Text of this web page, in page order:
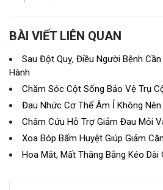
BÀI VIẾT LIÊN QUAN
Sau Đột Quỵ, Điều Người Bệnh
Hành
Chăm Sóc Cột Sống Bảo Vệ Trụ
Đau Nhức Cơ Thể Âm Ỉ Không
Châm Cứu Hỗ Trợ Giảm Đau Mỏi
Xoa Bóp Bấm Huyệt Giúp Giảm
Hoa Mắt, Mất Thăng Bằng Kéo Dài